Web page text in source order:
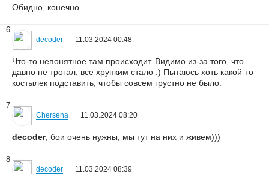
Обидно, конечно.
6
decoder 11.03.2024 00:48
Что-то непонятное там происходит. Видимо из-за того, что
давно не трогал, все хрупким стало :) Пытаюсь хоть какой-то
костылек подставить, чтобы совсем грустно не было.
7
Chersena 11.03.2024 08:20
decoder, бои очень нужны, мы тут на них и живем)))
8
decoder 11.03.2024 08:39